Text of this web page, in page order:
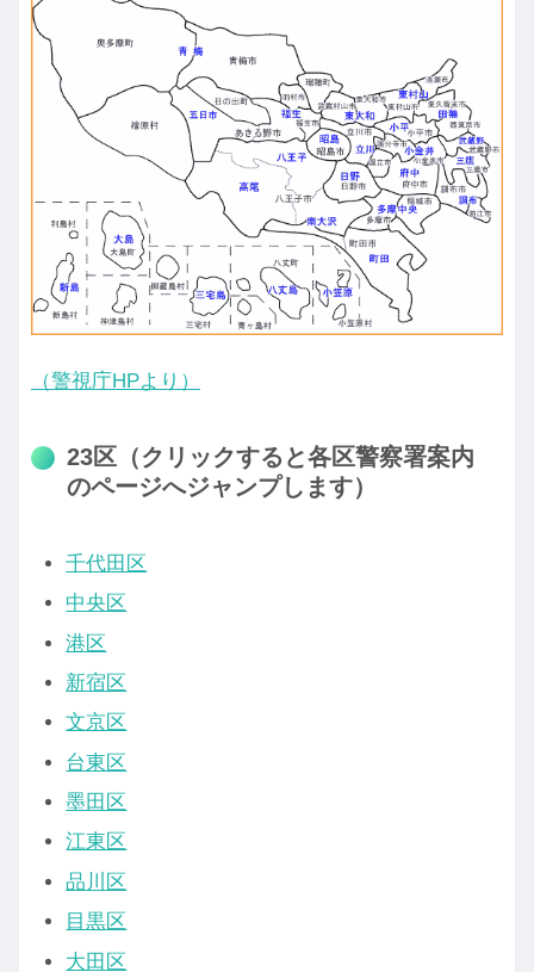
（警視庁HPより）
23区（クリックすると各区警察署案内
のページへジャンプします）
千代田区
中央区
港区
新宿区
文京区
台東区
墨田区
江東区
品川区
目黒区
大田区